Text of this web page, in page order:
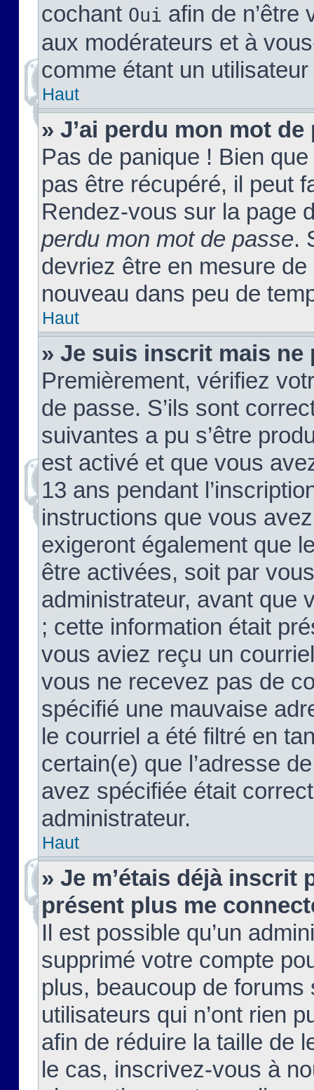
cochant Oui afin de n’être
aux modérateurs et à
comme étant un
Haut
» J’ai perdu mon mot de
Pas de panique ! Bien
pas être récupéré, il peut
Rendez-vous sur la page
perdu mon mot de passe.
devriez être en mesure
nouveau dans peu de
Haut
» Je suis inscrit mais ne
Premièrement, vérifiez
de passe. S’ils sont
suivantes a pu s’être
est activé et que vous
13 ans pendant
instructions que vous
exigeront également que
être activées, soit par
administrateur, avant que
; cette information était
vous aviez reçu un
vous ne recevez pas de
spécifié une mauvaise
le courriel a été filtré en
certain(e) que l’adresse
avez spécifiée était
administrateur.
Haut
» Je m’étais déjà inscrit
présent plus me
Il est possible qu’un
supprimé votre compte
plus, beaucoup de
utilisateurs qui n’ont rien
afin de réduire la taille de
le cas, inscrivez-vous à